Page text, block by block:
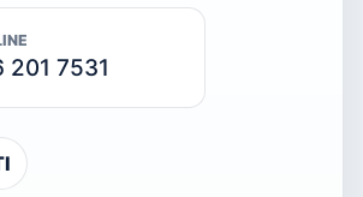
201 7531